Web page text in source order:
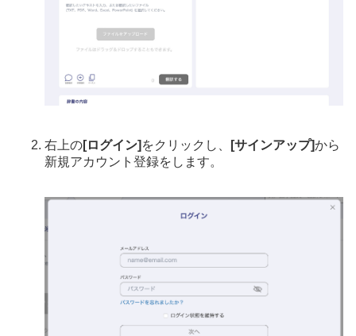
右上の[ログイン] をクリックし、 [サインアップ]から
新規アカウント登録をします。